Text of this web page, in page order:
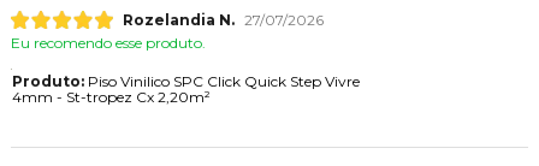
Rozelandia N. 27/07/2026
Eu recomendo esse produto.
Produto:Piso Vinilico SPC Click Quick Step Vivre
4mm - St-tropez Cx 2,20m²